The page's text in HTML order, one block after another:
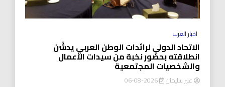
اخبار العرب
الاتحاد الدولي لرائدات الوطن العربي يدشّن
انطلاقته بحضور نخبة من سيدات الأعمال
والشخصيات المجتمعية
عبير سليمان 2026-08-06